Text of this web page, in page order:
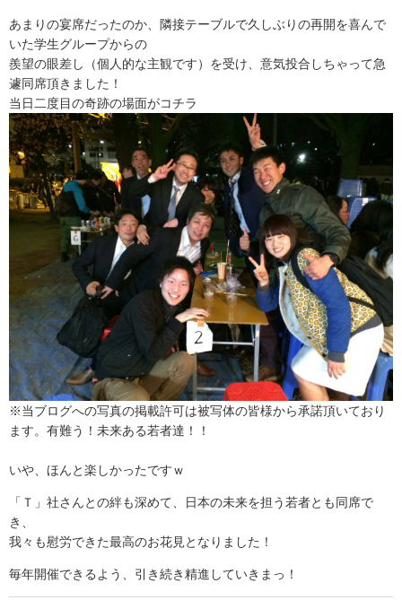
あまりの宴席だったのか、隣接テーブルで久しぶりの再開を喜んで
いた学生グループからの
羨望の眼差し（個人的な主観です）を受け、意気投合しちゃって急
遽同席頂きました！
当日二度目の奇跡の場面がコチラ
※当ブログへの写真の掲載許可は被写体の皆様から承諾頂いており
ます。有難う！未来ある若者達！！
いや、ほんと楽しかったですｗ
「Ｔ」社さんとの絆も深めて、日本の未来を担う若者とも同席で
き、
我々も慰労できた最高のお花見となりました！
毎年開催できるよう、引き続き精進していきまっ！